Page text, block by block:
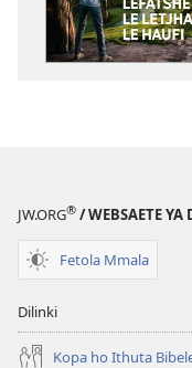
JW.ORG® / WEBSAETE YA
Fetola Mmala
Dilinki
Kopa ho Ithuta